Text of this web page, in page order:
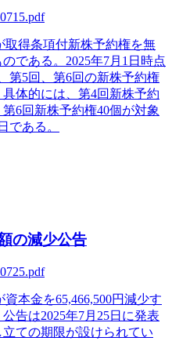
取得条項付新株予約権を無
である。2025年7月1日時点
第5回、第6回の新株予約権
体的には、第4回新株予約
6回新株予約権40個が対象
である。
の減少公告
本金を65,466,500円減少す
告は2025年7月25日に発表
ての期限が設けられてい